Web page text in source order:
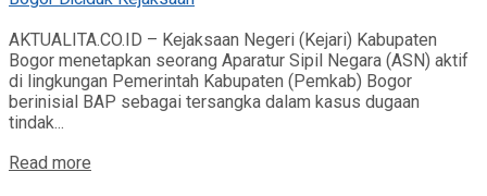
AKTUALITA.CO.ID – Kejaksaan Negeri (Kejari) Kabupaten
Bogor menetapkan seorang Aparatur Sipil Negara (ASN) aktif
di lingkungan Pemerintah Kabupaten (Pemkab) Bogor
berinisial BAP sebagai tersangka dalam kasus dugaan
tindak...
Read more